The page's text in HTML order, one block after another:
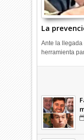
La
Ante la llegada
herramienta